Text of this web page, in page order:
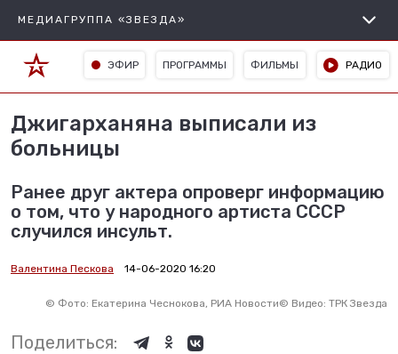
МЕДИАГРУППА «ЗВЕЗДА»
ЭФИР ПРОГРАММЫ ФИЛЬМЫ РАДИО
Джигарханяна выписали из
больницы
Ранее друг актера опроверг информацию
о том, что у народного артиста СССР
случился инсульт.
Валентина Пескова 14-06-2020 16:20
© Фото: Екатерина Чеснокова, РИА Новости© Видео: ТРК Звезда
Поделиться: